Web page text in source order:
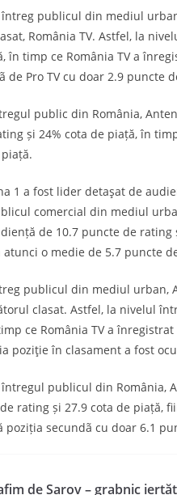
publicul din mediul urban,
România TV. Astfel, la
în timp ce România TV a
de Pro TV cu doar 2.9 puncte
public din România, Antena
și 24% cota de piață, în
fost lider detaşat de
comercial din mediul
de 10.7 puncte de
o medie de 5.7 puncte
din mediul urban,
clasat. Astfel, la nivelul
ce România TV a
poziţie în clasament a fost
publicul din România,
rating și 27.9 cota de piață,
poziția secundã cu doar 6.1
de Sarov – grabnic